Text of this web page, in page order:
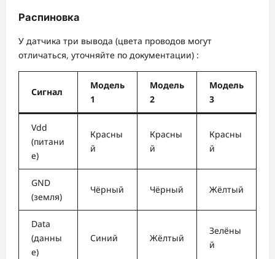
Распиновка
У датчика три вывода (цвета проводов могут
отличаться, уточняйте по документации) :
Сигнал
Модель
1
Модель
2
Модель
3
Vdd
(питани
е)
Красны
й
Красны
й
Красны
й
GND
(земля)
Чёрный Чёрный Жёлтый
Data
(данны
е)
Синий Жёлтый
Зелёны
й